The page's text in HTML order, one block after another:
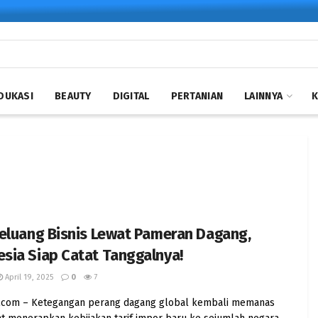
BEAUTY DIGITAL PERTANIAN LAINNYA
Bisnis Lewat Pameran Dagang,
Siap Catat Tanggalnya!
April 19, 2025 0 7
– Ketegangan perang dagang global kembali memanas